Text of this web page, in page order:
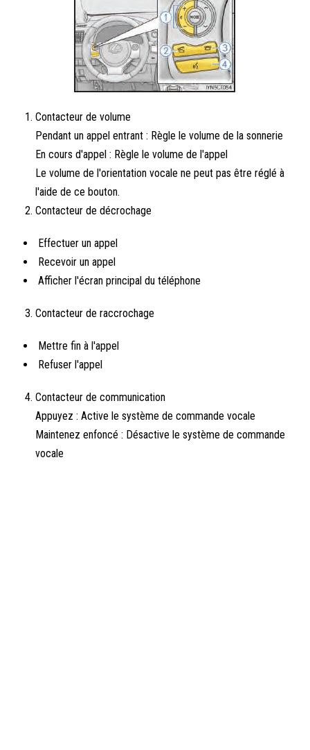
Contacteur de volume
Pendant un appel entrant : Règle le volume de la sonnerie
En cours d'appel : Règle le volume de l'appel
Le volume de l'orientation vocale ne peut pas être réglé à
l'aide de ce bouton.
Contacteur de décrochage
Effectuer un appel
Recevoir un appel
Afficher l'écran principal du téléphone
Contacteur de raccrochage
Mettre fin à l'appel
Refuser l'appel
Contacteur de communication
Appuyez : Active le système de commande vocale
Maintenez enfoncé : Désactive le système de commande
vocale